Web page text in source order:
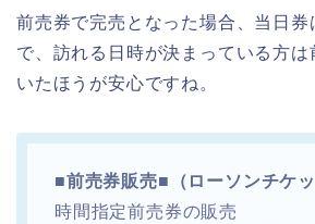
前売券で完売となった場合、当日
で、訪れる日時が決まっている方は
いたほうが安心ですね。
■前売券販売■（ローソンチケッ
時間指定前売券の販売